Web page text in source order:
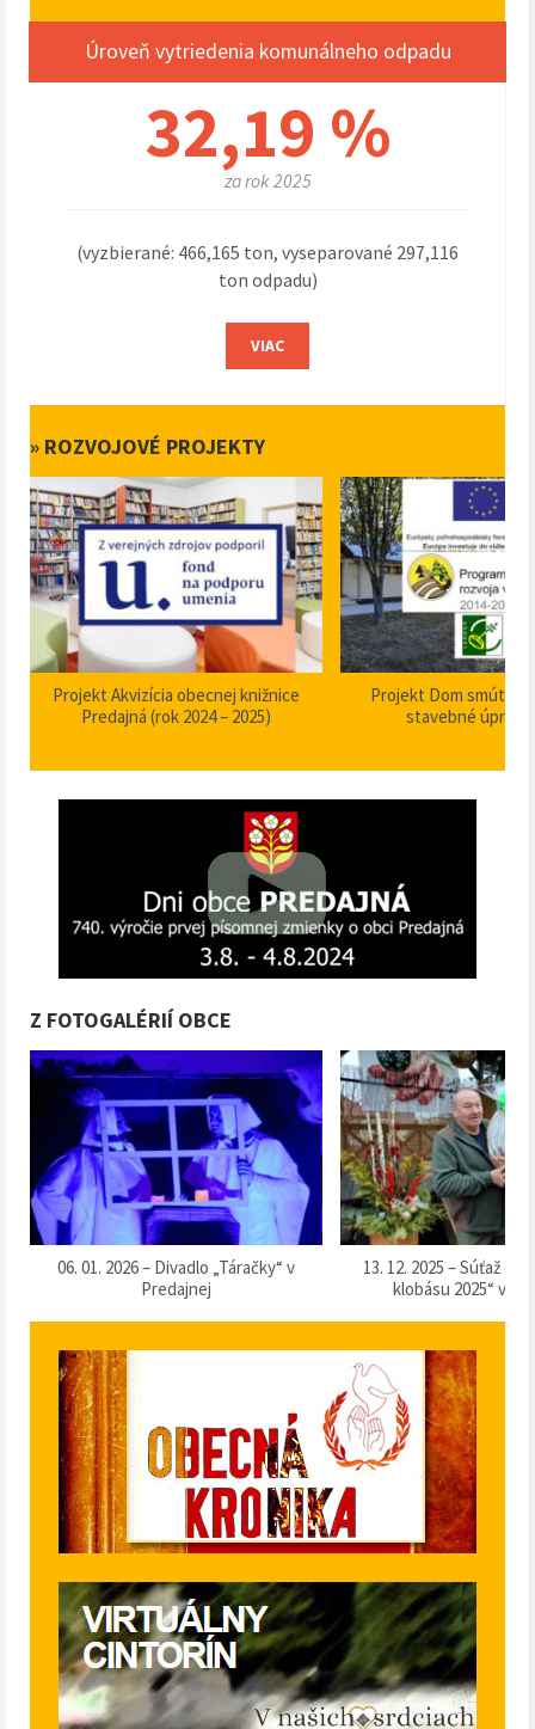
Úroveň vytriedenia komunálneho odpadu
32,19 %
za rok 2025
(vyzbierané: 466,165 ton, vyseparované 297,116
ton odpadu)
VIAC
» ROZVOJOVÉ PROJEKTY
Projekt Akvizícia obecnej knižnice
Predajná (rok 2024 – 2025)
Projekt Dom smútku
stavebné úpravy
Z FOTOGALÉRIÍ OBCE
06. 01. 2026 – Divadlo „Táračky“ v
Predajnej
13. 12. 2025 – Súťaž o
klobásu 2025“ v